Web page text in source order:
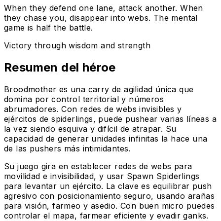
When they defend one lane, attack another. When
they chase you, disappear into webs. The mental
game is half the battle.
Victory through wisdom and strength
Resumen del héroe
Broodmother es una carry de agilidad única que
domina por control territorial y números
abrumadores. Con redes de webs invisibles y
ejércitos de spiderlings, puede pushear varias líneas a
la vez siendo esquiva y difícil de atrapar. Su
capacidad de generar unidades infinitas la hace una
de las pushers más intimidantes.
Su juego gira en establecer redes de webs para
movilidad e invisibilidad, y usar Spawn Spiderlings
para levantar un ejército. La clave es equilibrar push
agresivo con posicionamiento seguro, usando arañas
para visión, farmeo y asedio. Con buen micro puedes
controlar el mapa, farmear eficiente y evadir ganks.